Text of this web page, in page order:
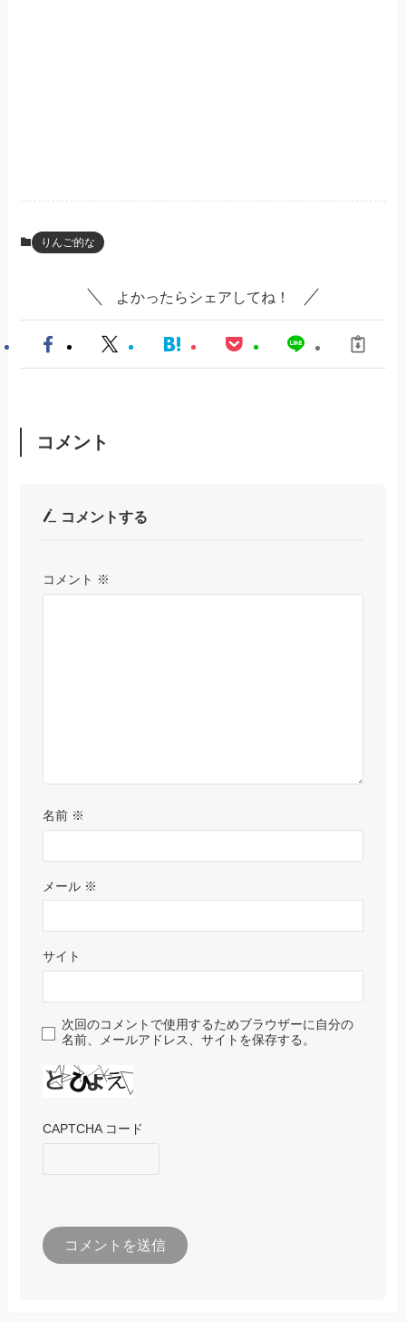
りんご的な
よかったらシェアしてね！
コメント
コメントする
コメント ※
名前 ※
メール ※
サイト
次回のコメントで使用するためブラウザーに自分の
名前、メールアドレス、サイトを保存する。
CAPTCHA コード